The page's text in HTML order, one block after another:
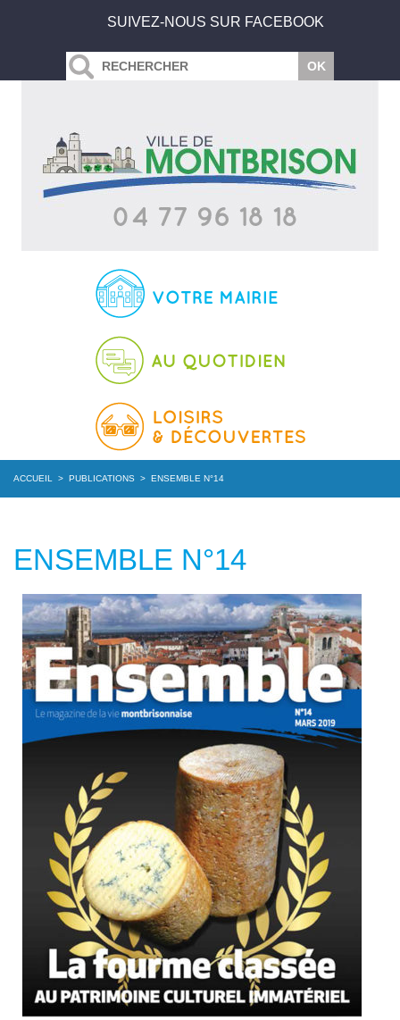
SUIVEZ-NOUS SUR FACEBOOK
ACCUEIL > PUBLICATIONS > ENSEMBLE N°14
ENSEMBLE N°14